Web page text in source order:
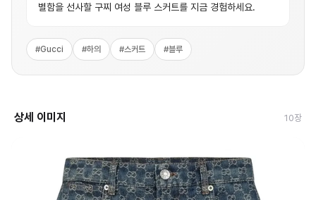
별함을 선사할 구찌 여성 블루 스커트를 지금 경험하세요.
#Gucci #하의 #스커트 #블루
상세 이미지 10장